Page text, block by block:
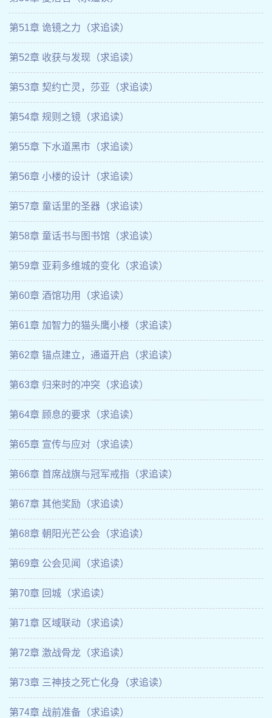
第51章 诡镜之力（求追读）
第52章 收获与发现（求追读）
第53章 契约亡灵，莎亚（求追读）
第54章 规则之镜（求追读）
第55章 下水道黑市（求追读）
第56章 小楼的设计（求追读）
第57章 童话里的圣器（求追读）
第58章 童话书与图书馆（求追读）
第59章 亚莉多维城的变化（求追读）
第60章 酒馆功用（求追读）
第61章 加智力的猫头鹰小楼（求追读）
第62章 锚点建立，通道开启（求追读）
第63章 归来时的冲突（求追读）
第64章 顾息的要求（求追读）
第65章 宣传与应对（求追读）
第66章 首席战旗与冠军戒指（求追读）
第67章 其他奖励（求追读）
第68章 朝阳光芒公会（求追读）
第69章 公会见闻（求追读）
第70章 回城（求追读）
第71章 区域联动（求追读）
第72章 激战骨龙（求追读）
第73章 三神技之死亡化身（求追读）
第74章 战前准备（求追读）